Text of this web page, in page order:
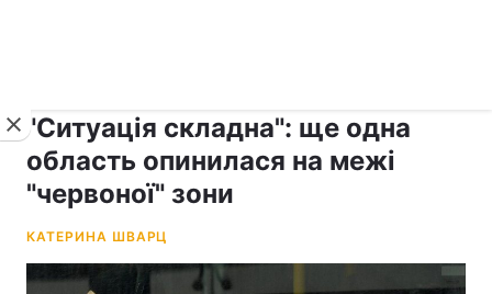
"Ситуація складна": ще одна
область опинилася на межі
"червоної" зони
КАТЕРИНА ШВАРЦ